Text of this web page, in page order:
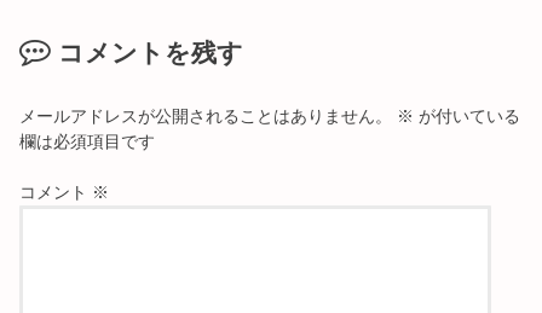
コメントを残す
メールアドレスが公開されることはありません。 ※ が付いている
欄は必須項目です
コメント ※